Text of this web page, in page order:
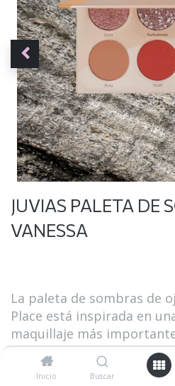
Inicio Buscar
JUVIAS PALETA DE
VANESSA
La paleta de sombras de
Place está inspirada en
maquillaje más
Vanessa Gyimah. Esta
sombras de ojos de 6